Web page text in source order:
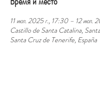
11 июл. 2025 г., 17:30 – 12 июл.
Castillo de Santa Catalina,
Santa Cruz de Tenerife, España